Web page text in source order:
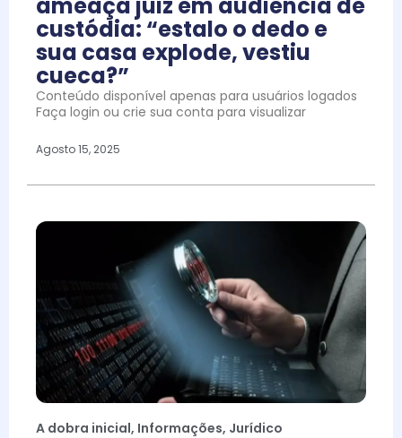
custódia: “estalo o dedo e
sua casa explode, vestiu
cueca?”
Conteúdo disponível apenas para usuários logados
Faça login ou crie sua conta para visualizar
Agosto 15, 2025
A dobra inicial, Informações, Jurídico